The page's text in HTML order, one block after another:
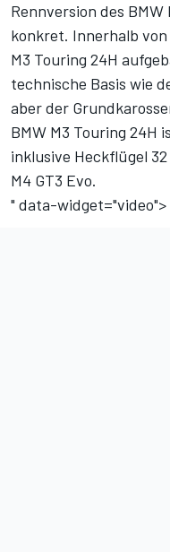
Rennversion des BMW
konkret. Innerhalb
M3 Touring 24H
technische Basis wie
aber der
BMW M3 Touring 24H
inklusive Heckflügel
M4 GT3 Evo.
" data-widget="video">